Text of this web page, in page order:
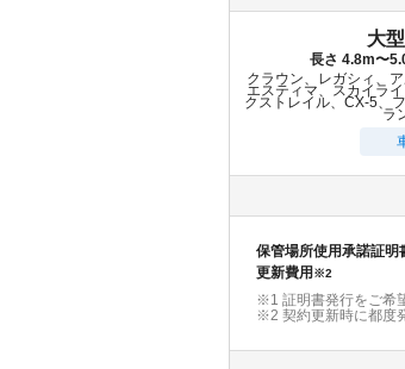
大
長さ 4.8m〜
クラウン、レガシィ、
エスティマ、スカイラ
クストレイル、CX-5、
ラ
保管場所使用承諾証明
更新費用※2
※1 証明書発行をご希
※2 契約更新時に都度